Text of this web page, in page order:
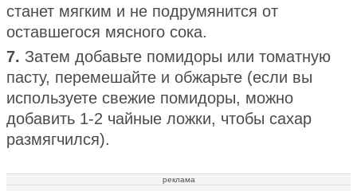
станет мягким и не подрумянится от
оставшегося мясного сока.
7. Затем добавьте помидоры или томатную
пасту, перемешайте и обжарьте (если вы
используете свежие помидоры, можно
добавить 1-2 чайные ложки, чтобы сахар
размягчился).
реклама